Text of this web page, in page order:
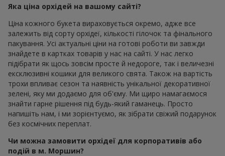
Яка ціна орхідей на вашому сайті?
Ціна кожного букета вираховується окремо, адже все
залежить від сорту орхідеї, кількості гілочок та фінального
пакування. Усі актуальні ціни на готові роботи ви завжди
знайдете в картках товарів у нас на сайті. У нас легко
підібрати як щось зовсім просте й недороге, так і величезні
ексклюзивні кошики для великого свята. Також на вартість
трохи впливає сезон та наявність унікальної декоративної
зелені, яку ми додаємо для об'єму. Ми щиро намагаємося
знайти гарне рішення під будь-який гаманець. Просто
напишіть нам, і ми зорієнтуємо, як зібрати свіжий подарунок
без космічних переплат.
Чи можна замовити орхідеї для корпоративів або
подій в м. Моршин?